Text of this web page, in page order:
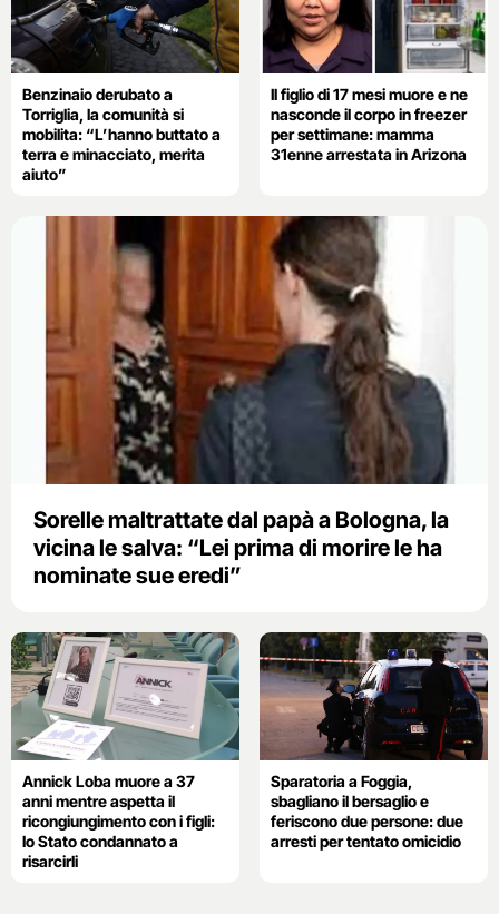
Benzinaio derubato a
Torriglia, la comunità si
mobilita: “L’hanno buttato a
terra e minacciato, merita
aiuto”
Il figlio di 17 mesi muore e ne
nasconde il corpo in freezer
per settimane: mamma
31enne arrestata in Arizona
Sorelle maltrattate dal papà a Bologna, la
vicina le salva: “Lei prima di morire le ha
nominate sue eredi”
Annick Loba muore a 37
anni mentre aspetta il
ricongiungimento con i figli:
lo Stato condannato a
risarcirli
Sparatoria a Foggia,
sbagliano il bersaglio e
feriscono due persone: due
arresti per tentato omicidio